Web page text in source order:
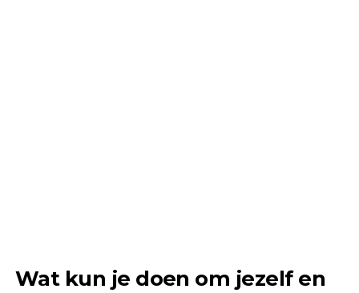
Wat kun je doen om jezelf en